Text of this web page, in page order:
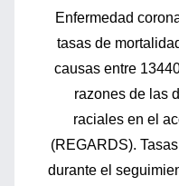
Enfermedad
tasas de
causas entre
razones de las
raciales en el
(REGARDS).
durante el